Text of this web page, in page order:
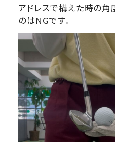
アドレスで構えた時の
のはNGです。